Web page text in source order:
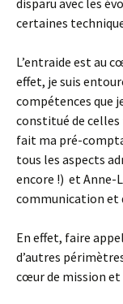
disparu avec les
certaines
L’entraide est au
effet, je suis
compétences que
constitué de celles
fait ma pré-
tous les aspects
encore !) et Anne-
communication et
En effet, faire
d’autres
cœur de mission